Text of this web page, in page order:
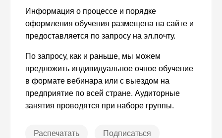
Информация о процессе и порядке
оформления обучения размещена на сайте и
предоставляется по запросу на эл.почту.
По запросу, как и раньше, мы можем
предложить индивидуальное очное обучение
в формате вебинара или с выездом на
предприятие по всей стране. Аудиторные
занятия проводятся при наборе группы.
Распечатать Подписаться